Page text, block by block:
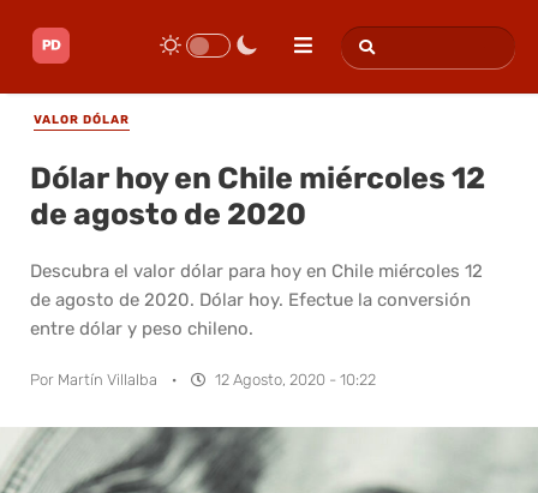
VALOR DÓLAR
Dólar hoy en Chile miércoles 12
de agosto de 2020
Descubra el valor dólar para hoy en Chile miércoles 12
de agosto de 2020. Dólar hoy. Efectue la conversión
entre dólar y peso chileno.
Por Martín Villalba · 12 Agosto, 2020 - 10:22